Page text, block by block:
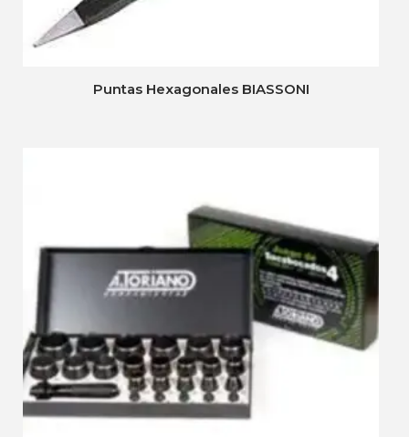
Puntas Hexagonales BIASSONI